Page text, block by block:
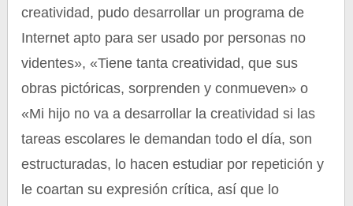
creatividad, pudo desarrollar un programa de
Internet apto para ser usado por personas no
videntes», «Tiene tanta creatividad, que sus
obras pictóricas, sorprenden y conmueven» o
«Mi hijo no va a desarrollar la creatividad si las
tareas escolares le demandan todo el día, son
estructuradas, lo hacen estudiar por repetición y
le coartan su expresión crítica, así que lo